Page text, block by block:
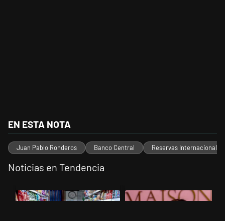
EN ESTA NOTA
Juan Pablo Ronderos Banco Central Reservas Internacionales
Noticias en Tendencia
Un artículo de tendencia con el título "La inflación en CABA marcó
Un artículo de tendencia con el